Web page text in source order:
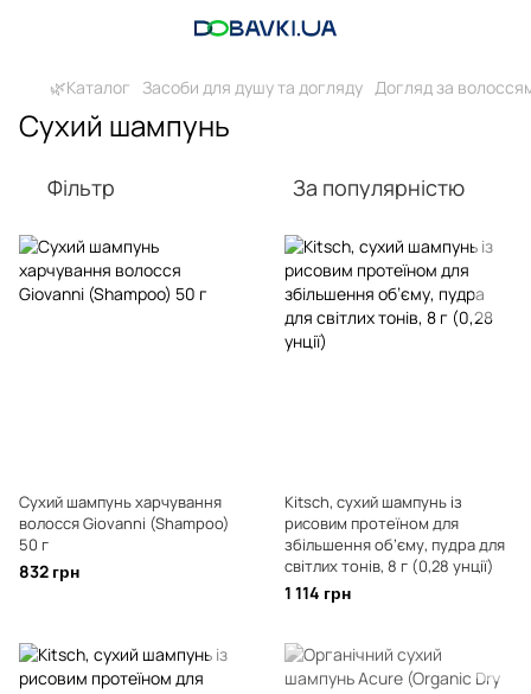
🌿Каталог Засоби для душу та догляду Догляд за
Сухий шампунь
Фільтр За популярністю
Сухий шампунь харчування
волосся Giovanni (Shampoo)
50 г
832 грн
Kitsch, сухий шампунь із
рисовим протеїном для
збільшення об’єму, пудра для
світлих тонів, 8 г (0,28 унції)
1 114 грн